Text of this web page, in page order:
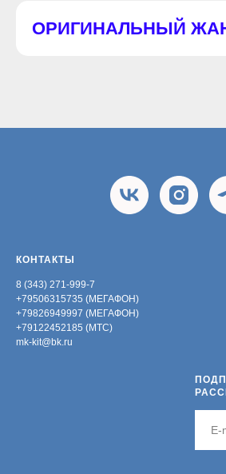
ОРИГИНАЛЬНЫЙ
КОНТАКТЫ
8 (343) 271-999-7
+79506315735 (МЕГАФОН)
+79826949997 (МЕГАФОН)
+79122452185 (МТС)
mk-kit@bk.ru